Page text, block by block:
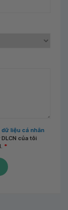
dữ liệu cá nhân
của tôi
*